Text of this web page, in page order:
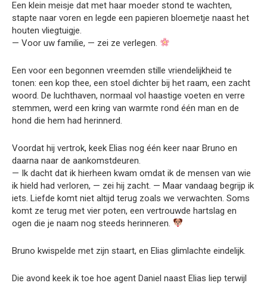
Een klein meisje dat met haar moeder stond te wachten,
stapte naar voren en legde een papieren bloemetje naast het
houten vliegtuigje.
— Voor uw familie, — zei ze verlegen.
Een voor een begonnen vreemden stille vriendelijkheid te
tonen: een kop thee, een stoel dichter bij het raam, een zacht
woord. De luchthaven, normaal vol haastige voeten en verre
stemmen, werd een kring van warmte rond één man en de
hond die hem had herinnerd.
Voordat hij vertrok, keek Elias nog één keer naar Bruno en
daarna naar de aankomstdeuren.
— Ik dacht dat ik hierheen kwam omdat ik de mensen van wie
ik hield had verloren, — zei hij zacht. — Maar vandaag begrijp ik
iets. Liefde komt niet altijd terug zoals we verwachten. Soms
komt ze terug met vier poten, een vertrouwde hartslag en
ogen die je naam nog steeds herinneren.
Bruno kwispelde met zijn staart, en Elias glimlachte eindelijk.
Die avond keek ik toe hoe agent Daniel naast Elias liep terwijl